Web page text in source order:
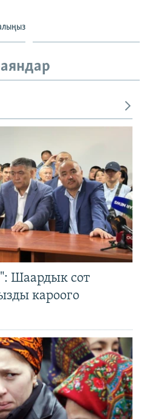
Шаардык сот
кароого